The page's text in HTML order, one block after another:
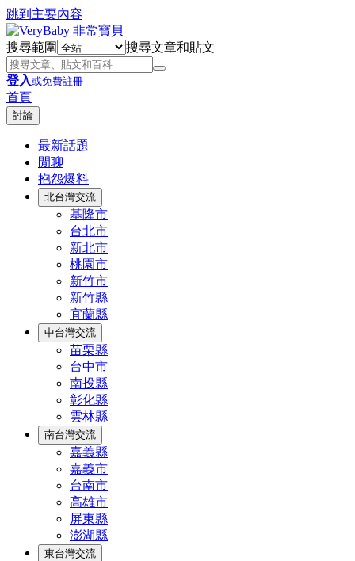
跳到主要內容
搜尋範圍 搜尋文章和貼文
登入或免費註冊
首頁
討論
最新話題
閒聊
抱怨爆料
北台灣交流
基隆市
台北市
新北市
桃園市
新竹市
新竹縣
宜蘭縣
中台灣交流
苗栗縣
台中市
南投縣
彰化縣
雲林縣
南台灣交流
嘉義縣
嘉義市
台南市
高雄市
屏東縣
澎湖縣
東台灣交流